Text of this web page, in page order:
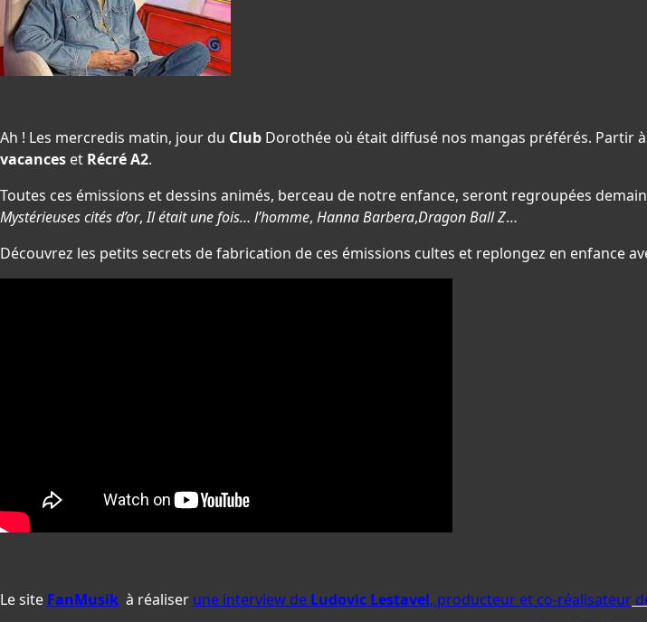
Ah ! Les mercredis matin, jour du Club Dorothée où était diffusé nos mangas préférés. Partir
vacances et Récré A2.
Toutes ces émissions et dessins animés, berceau de notre enfance, seront regroupées
Mystérieuses cités d’or,Il était une fois… l’homme, Hanna Barbera,Dragon Ball Z…
Découvrez les petits secrets de fabrication de ces émissions cultes et replongez en enfance
Le site FanMusik à réaliser une interview de Ludovic Lestavel, producteur et co-réalisateur